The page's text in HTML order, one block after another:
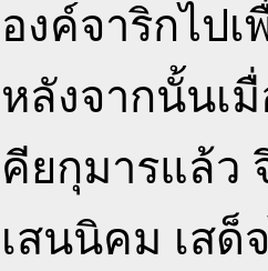
องค์จาริกไป
หลังจากนั้นเ
คียกุมารแล้ว
เสนนิคม เสด็